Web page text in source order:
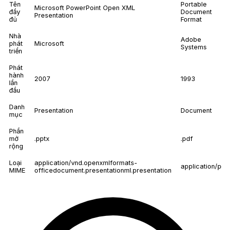
Tên
đầy
đủ
Microsoft PowerPoint Open XML
Presentation
Portable
Document
Format
Nhà
phát
triển
Microsoft
Adobe
Systems
Phát
hành
lần
đầu
2007 1993
Danh
mục
Presentation Document
Phần
mở
rộng
.pptx .pdf
Loại
MIME
application/vnd.openxmlformats-
officedocument.presentationml.presentation
application/